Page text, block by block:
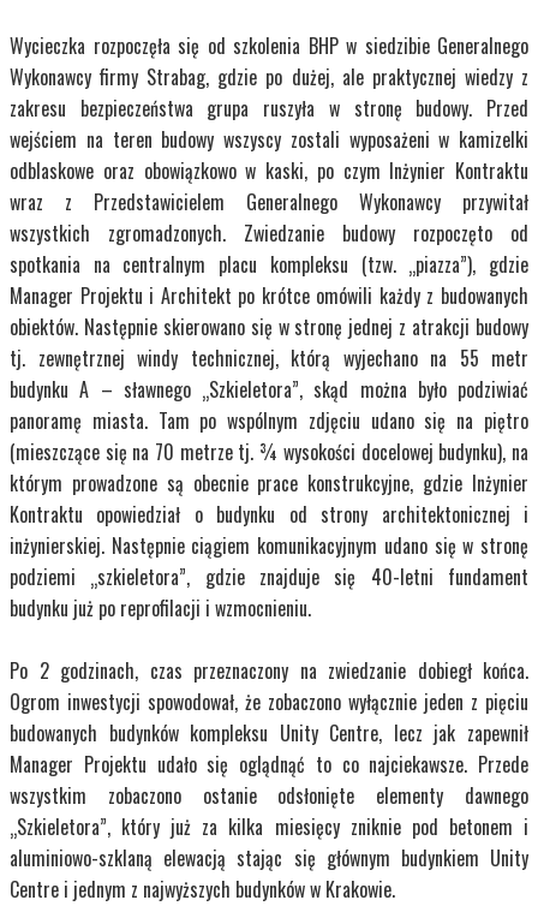
Wycieczka rozpoczęła się od szkolenia BHP w siedzibie Generalnego
Wykonawcy firmy Strabag, gdzie po dużej, ale praktycznej wiedzy z
zakresu bezpieczeństwa grupa ruszyła w stronę budowy. Przed
wejściem na teren budowy wszyscy zostali wyposażeni w kamizelki
odblaskowe oraz obowiązkowo w kaski, po czym Inżynier Kontraktu
wraz z Przedstawicielem Generalnego Wykonawcy przywitał
wszystkich zgromadzonych. Zwiedzanie budowy rozpoczęto od
spotkania na centralnym placu kompleksu (tzw. „piazza”), gdzie
Manager Projektu i Architekt po krótce omówili każdy z budowanych
obiektów. Następnie skierowano się w stronę jednej z atrakcji budowy
tj. zewnętrznej windy technicznej, którą wyjechano na 55 metr
budynku A – sławnego „Szkieletora”, skąd można było podziwiać
panoramę miasta. Tam po wspólnym zdjęciu udano się na piętro
(mieszczące się na 70 metrze tj. ¾ wysokości docelowej budynku), na
którym prowadzone są obecnie prace konstrukcyjne, gdzie Inżynier
Kontraktu opowiedział o budynku od strony architektonicznej i
inżynierskiej. Następnie ciągiem komunikacyjnym udano się w stronę
podziemi „szkieletora”, gdzie znajduje się 40-letni fundament
budynku już po reprofilacji i wzmocnieniu.
Po 2 godzinach, czas przeznaczony na zwiedzanie dobiegł końca.
Ogrom inwestycji spowodował, że zobaczono wyłącznie jeden z pięciu
budowanych budynków kompleksu Unity Centre, lecz jak zapewnił
Manager Projektu udało się oglądnąć to co najciekawsze. Przede
wszystkim zobaczono ostanie odsłonięte elementy dawnego
„Szkieletora”, który już za kilka miesięcy zniknie pod betonem i
aluminiowo-szklaną elewacją stając się głównym budynkiem Unity
Centre i jednym z najwyższych budynków w Krakowie.